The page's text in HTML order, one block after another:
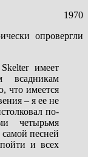
1970
опровергли
имеет
всадникам
что имеется
– я ее не
по-
четырьмя
песней
и всех